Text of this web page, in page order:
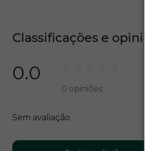
Classificações e opiniões
0.0
0 opiniões
Sem avaliação